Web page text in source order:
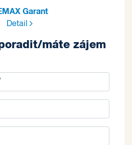
Garant
Detail
máte zájem